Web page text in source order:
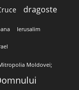
dragoste
Ierusalim
Moldovei;